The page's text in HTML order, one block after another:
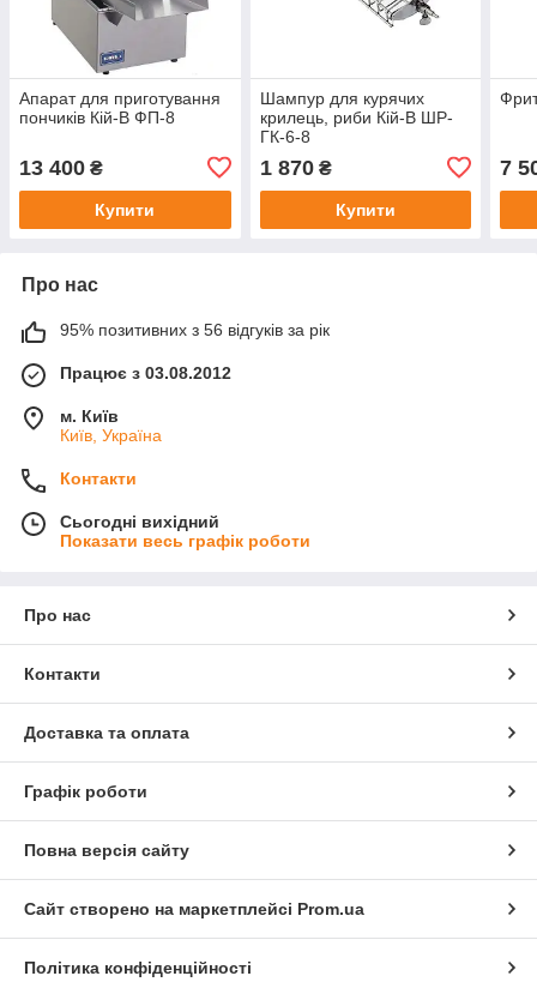
Апарат для приготування
пончиків Кій-В ФП-8
13 400 ₴
Купити
Шампур для курячих
крилець, риби Кій-В ШР-
ГК-6-8
1 870₴
Купити
7
Про нас
95% позитивних з 56 відгуків за рік
Працює з 03.08.2012
м. Київ
Київ, Україна
Контакти
Сьогодні вихідний
Показати весь графік роботи
Про нас
Контакти
Доставка та оплата
Графік роботи
Повна версія сайту
Сайт створено на маркетплейсі Prom.ua
Політика конфіденційності